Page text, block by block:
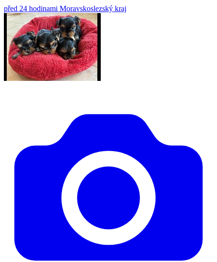
před 24 hodinami Moravskoslezský kraj